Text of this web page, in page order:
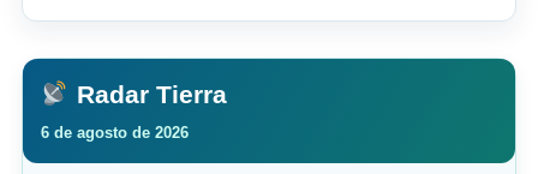
Radar Tierra
6 de agosto de 2026